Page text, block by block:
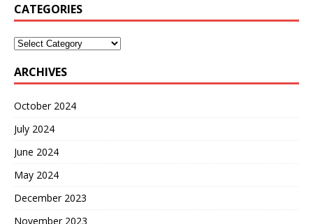
CATEGORIES
ARCHIVES
October 2024
July 2024
June 2024
May 2024
December 2023
November 2023